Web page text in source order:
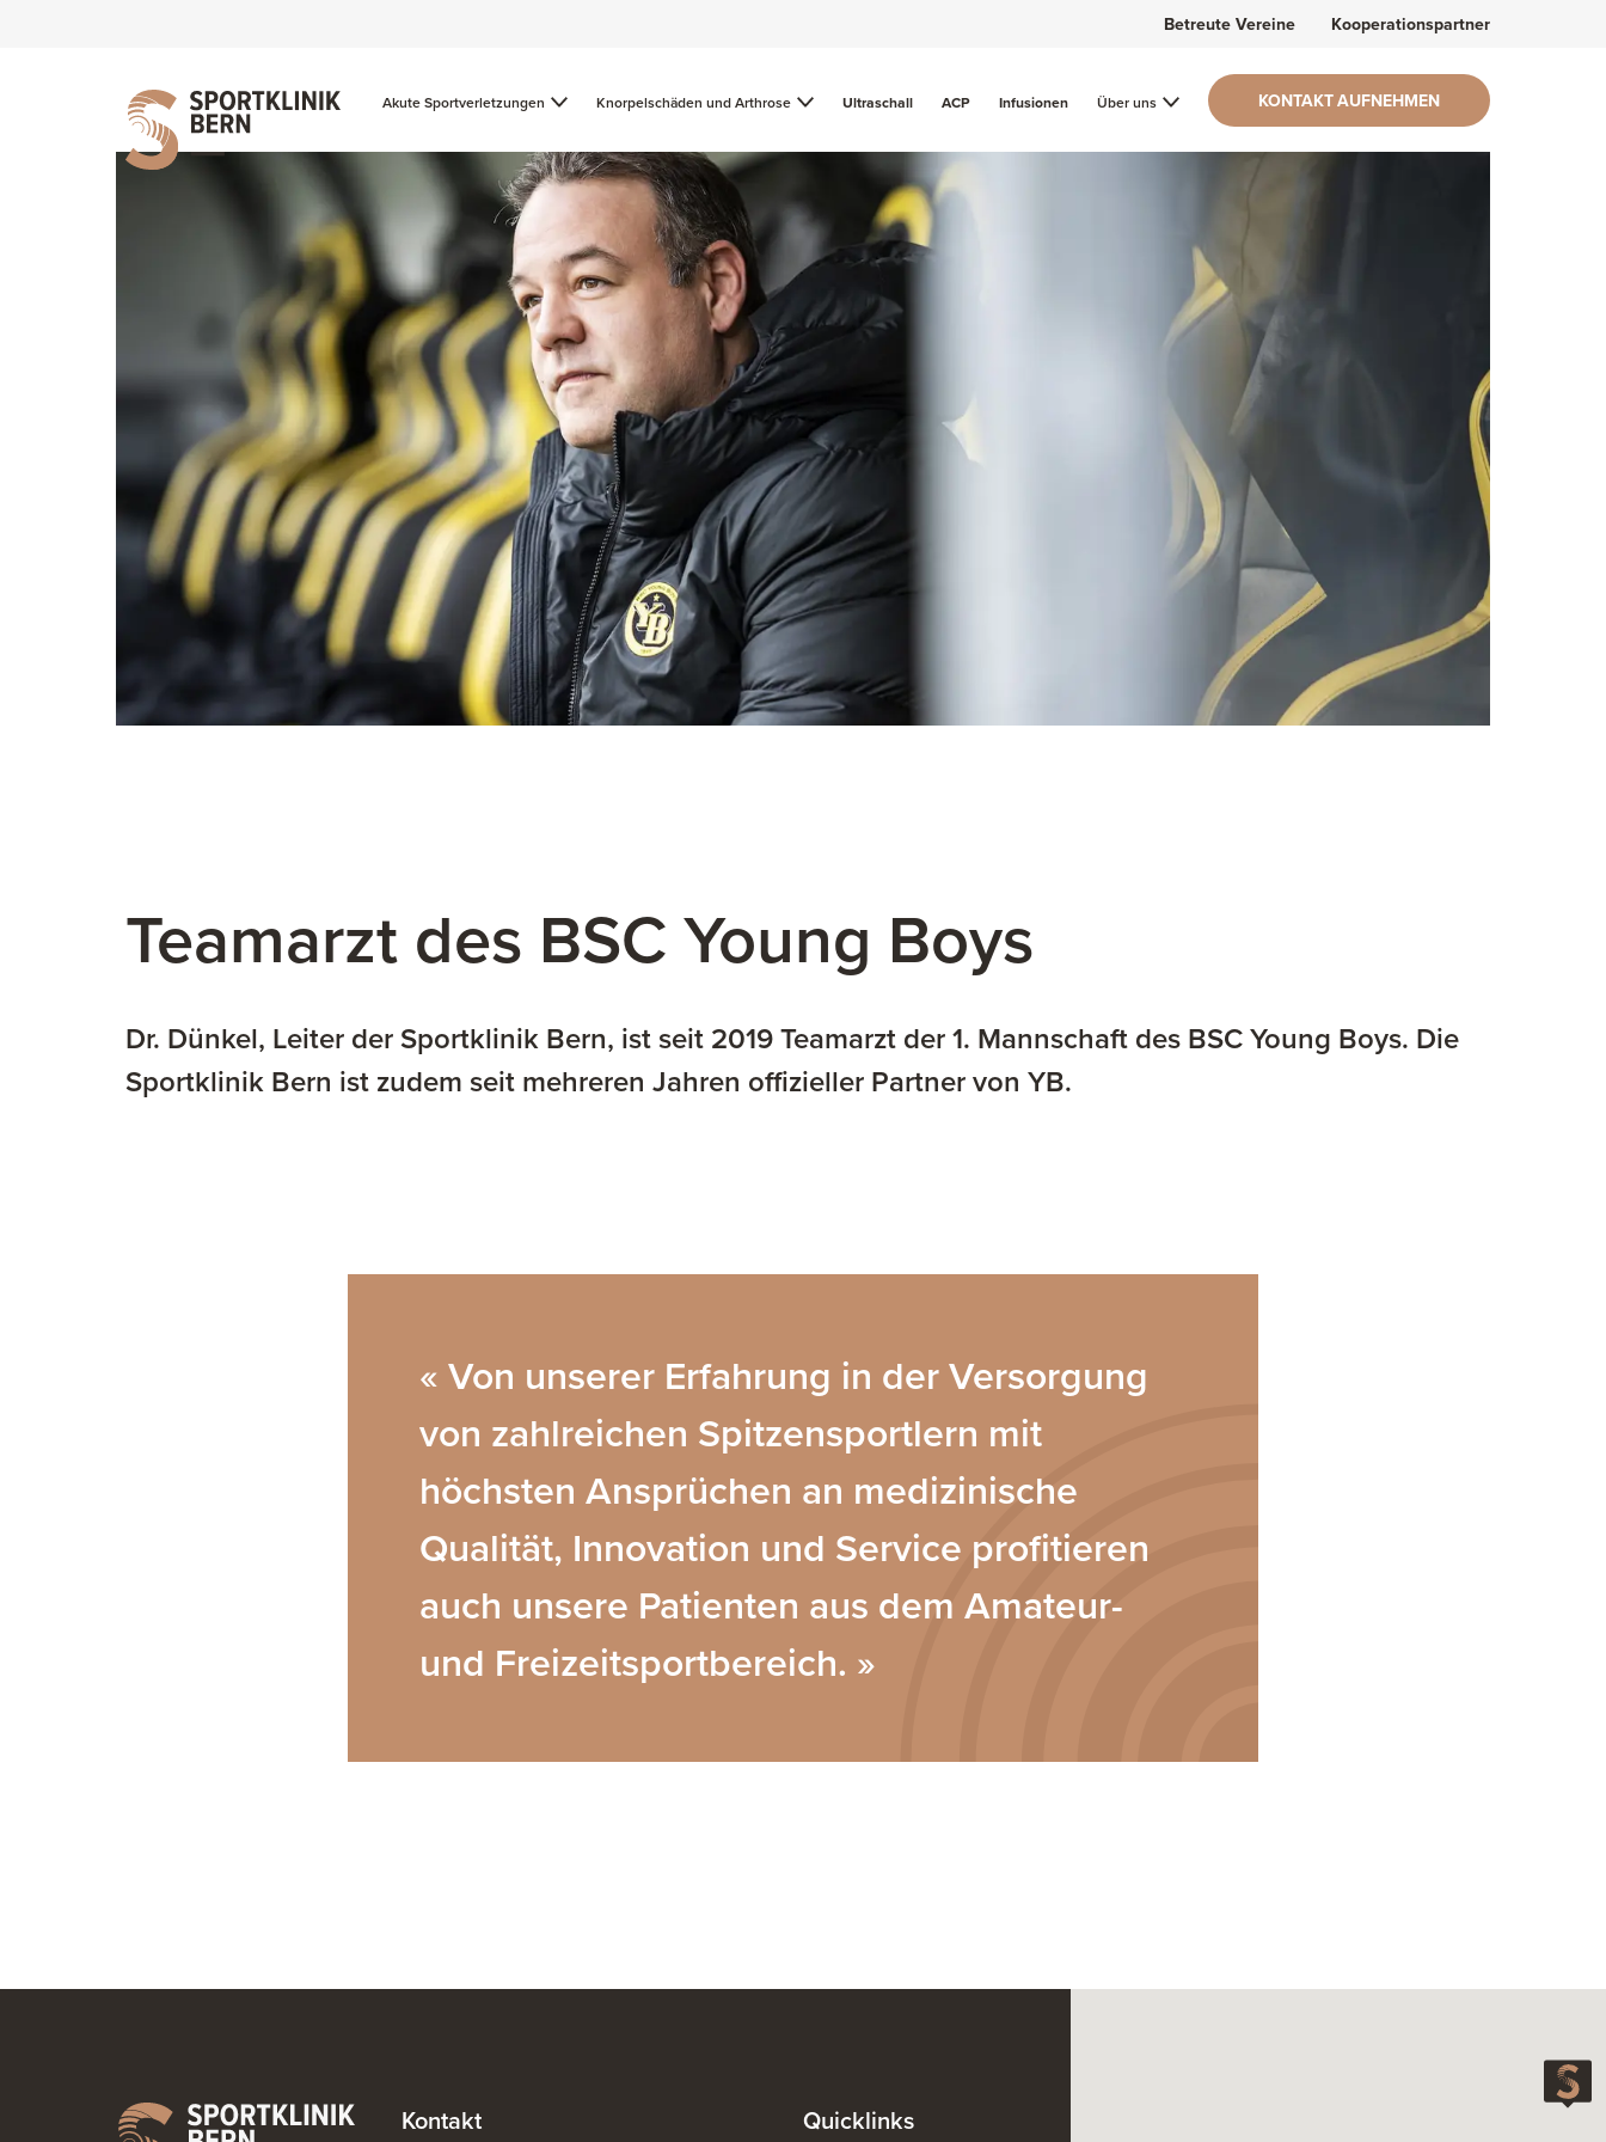
Betreute Vereine Kooperationspartner
Akute Sportverletzungen Knorpelschäden und Arthrose Ultraschall ACP Infusionen Über uns KONTAKT AUFNEHMEN
Teamarzt des BSC Young Boys
Dr. Dünkel, Leiter der Sportklinik Bern, ist seit 2019 Teamarzt der 1. Mannschaft des BSC Young Boys. Die
Sportklinik Bern ist zudem seit mehreren Jahren offizieller Partner von YB.
« Von unserer Erfahrung in der Versorgung
von zahlreichen Spitzensportlern mit
höchsten Ansprüchen an medizinische
Qualität, Innovation und Service profitieren
auch unsere Patienten aus dem Amateur-
und Freizeitsportbereich. »
Kontakt Quicklinks